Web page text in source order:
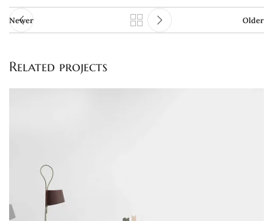
Newer Older
Related projects